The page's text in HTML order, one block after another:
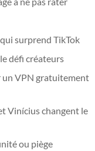
surprend TikTok
défi créateurs
un VPN gratuitement
Vinícius changent le
ou piège